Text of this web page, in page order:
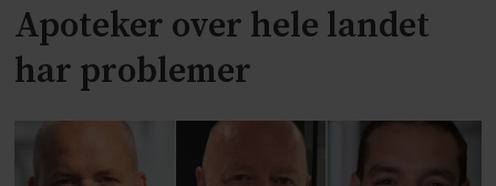
Apoteker over hele landet
har problemer